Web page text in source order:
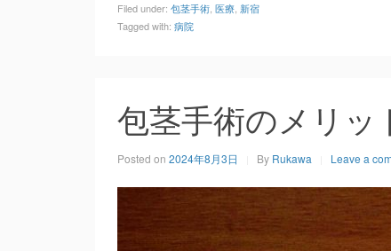
Filed under: 包茎手術 医療 新宿
Tagged with: 病院
包茎手術のメリッ
Posted on 2024年8月3日 By Rukawa Leave a